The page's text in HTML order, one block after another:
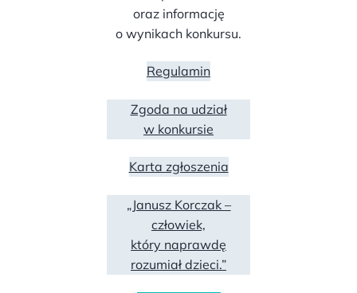
oraz informację
o wynikach konkursu.
Regulamin
Zgoda na udział
w konkursie
Karta zgłoszenia
„Janusz Korczak –
człowiek,
który naprawdę
rozumiał dzieci.”